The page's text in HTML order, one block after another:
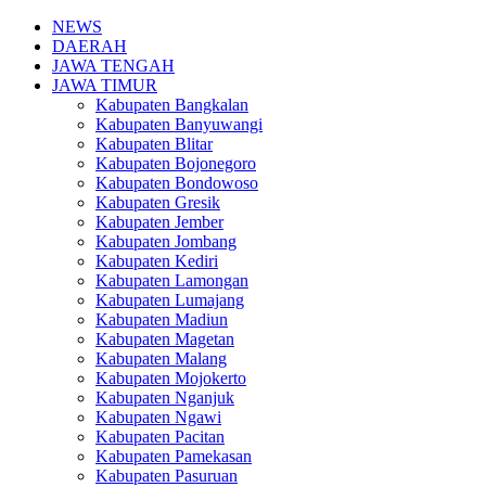
NEWS
DAERAH
JAWA TENGAH
JAWA TIMUR
Kabupaten Bangkalan
Kabupaten Banyuwangi
Kabupaten Blitar
Kabupaten Bojonegoro
Kabupaten Bondowoso
Kabupaten Gresik
Kabupaten Jember
Kabupaten Jombang
Kabupaten Kediri
Kabupaten Lamongan
Kabupaten Lumajang
Kabupaten Madiun
Kabupaten Magetan
Kabupaten Malang
Kabupaten Mojokerto
Kabupaten Nganjuk
Kabupaten Ngawi
Kabupaten Pacitan
Kabupaten Pamekasan
Kabupaten Pasuruan